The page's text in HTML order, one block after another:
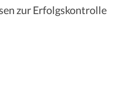
zur Erfolgskontrolle